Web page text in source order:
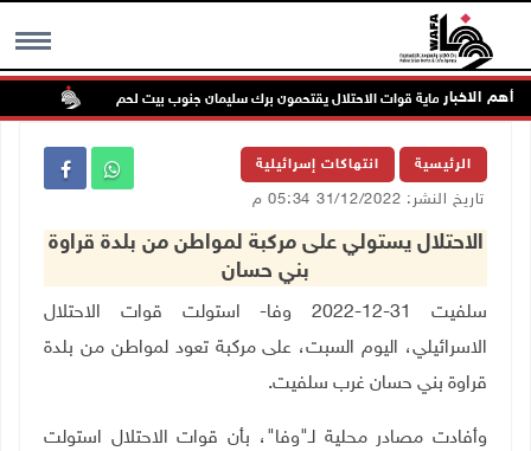
MENU أهم الاخباربحماية قوات الاحتلال يقتحمون برك سليمان جنوب بيت لحم
الرئيسية انتهاكات إسرائيلية
تاريخ النشر: 31/12/2022 05:34 م
الاحتلال يستولي على مركبة لمواطن من بلدة قراوة
بني حسان
سلفيت 31-12-2022 وفا- استولت قوات الاحتلال
الاسرائيلي، اليوم السبت، على مركبة تعود لمواطن من بلدة
قراوة بني حسان غرب سلفيت.
وأفادت مصادر محلية لـ"وفا"، بأن قوات الاحتلال استولت